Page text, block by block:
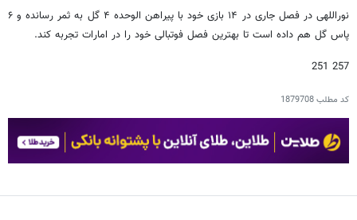
نوراللهی در فصل جاری در ۱۴ بازی خود با پیراهن الوحده ۴ گل به ثمر رسانده و ۶
پاس گل هم داده است تا بهترین فصل فوتبالی خود را در امارات تجربه کند.
257 251
کد مطلب1879708